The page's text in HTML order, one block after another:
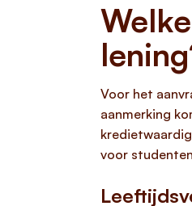
Voor het
aanmerking
voor